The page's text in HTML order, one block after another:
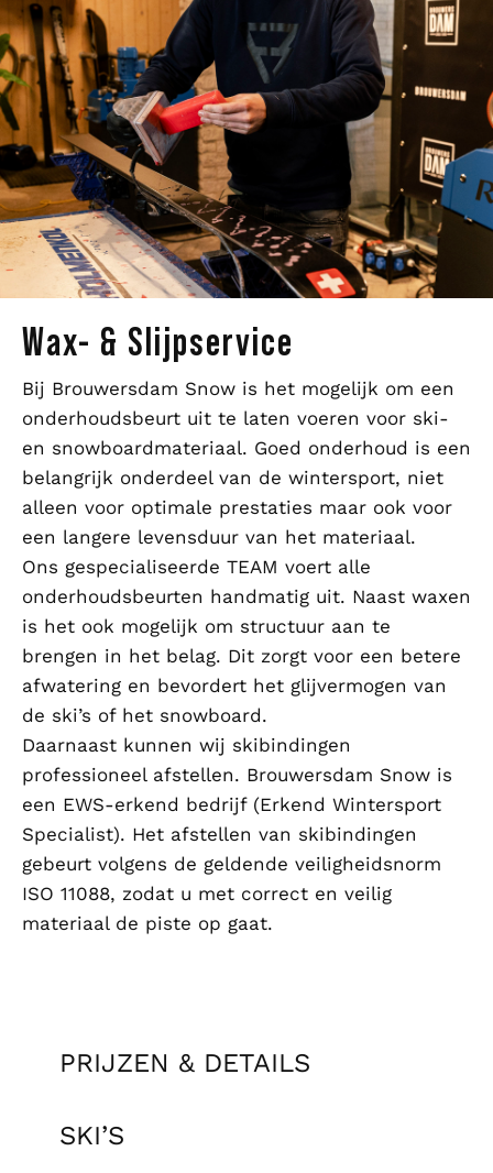
Wax- & Slijpservice
Bij Brouwersdam Snow is het mogelijk om een
onderhoudsbeurt uit te laten voeren voor ski-
en snowboardmateriaal. Goed onderhoud is een
belangrijk onderdeel van de wintersport, niet
alleen voor optimale prestaties maar ook voor
een langere levensduur van het materiaal.
Ons gespecialiseerde TEAM voert alle
onderhoudsbeurten handmatig uit. Naast waxen
is het ook mogelijk om structuur aan te
brengen in het belag. Dit zorgt voor een betere
afwatering en bevordert het glijvermogen van
de ski’s of het snowboard.
Daarnaast kunnen wij ski­bindingen
professioneel afstellen. Brouwersdam Snow is
een EWS-erkend bedrijf (Erkend Wintersport
Specialist). Het afstellen van ski­bindingen
gebeurt volgens de geldende veiligheidsnorm
ISO 11088, zodat u met correct en veilig
materiaal de piste op gaat.
PRIJZEN & DETAILS
SKI’S